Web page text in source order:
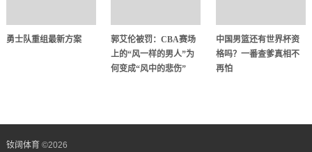
勇士队重组最新方案
郭艾伦被罚：CBA赛场
上的“风一样的男人”为
何变成“风中的悲伤”
中国男篮还有世界杯资
格吗？一番查爹真相不
再怕
钕阔体育 ©2026